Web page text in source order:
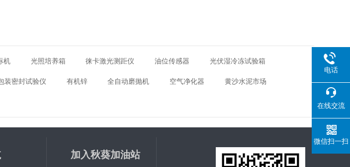
机 光照培养箱 徕卡激光测距仪 油位传感器 光伏湿冷冻试验箱
装密封试验仪 有机锌 全自动磨抛机 空气净化器 黄沙水泥市场
加入秋葵加油站
电话
在线交流
微信扫一扫